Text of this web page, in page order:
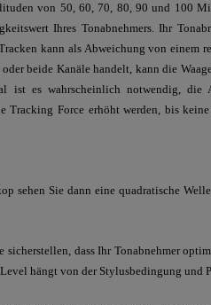
von 50, 60, 70, 80, 90 und 100
Ihres Tonabnehmers. Ihr
kann als Abweichung von einem
beide Kanäle handelt, kann die
es wahrscheinlich notwendig, die
Force erhöht werden, bis keine
sehen Sie dann eine quadratische
dass Ihr Tonabnehmer
hängt von der Stylusbedingung und